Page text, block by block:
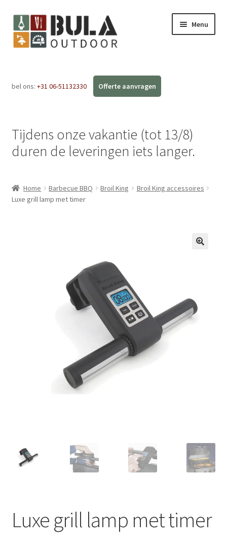
Menu
Webshop
FAQ
Contact
bel ons: +31 06-51132330
Tijdens onze vakantie (tot 13/8)
duren de leveringen iets langer.
Home Barbecue BBQ Broil King
Broil King accessoires
Luxe grill lamp met timer
Luxe grill lamp met timer